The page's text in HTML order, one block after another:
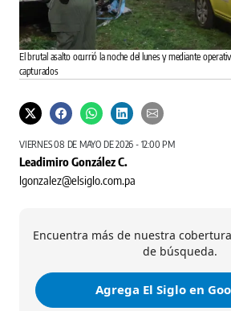
El brutal asalto ocurrió la noche del lunes y mediante
capturados
VIERNES 08 DE MAYO DE 2026 - 12:00 PM
Leadimiro González C.
lgonzalez@elsiglo.com.pa
Encuentra más de nuestra
de búsqueda.
Agrega El Siglo en